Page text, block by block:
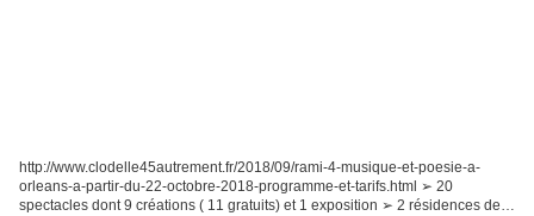
http://www.clodelle45autrement.fr/2018/09/rami-4-musique-et-poesie-a-
orleans-a-partir-du-22-octobre-2018-programme-et-tarifs.html ➢ 20
spectacles dont 9 créations ( 11 gratuits) et 1 exposition ➢ 2 résidences de